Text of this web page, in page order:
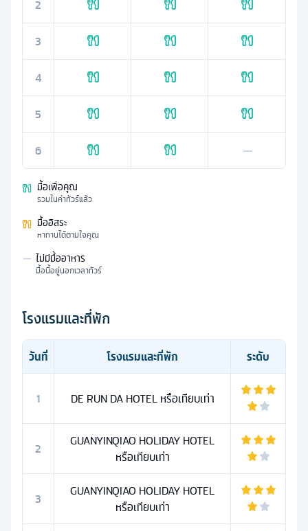
2
3
4
5
6 —
มื้อเพื่อคุณ
รวมในค่าทัวร์แล้ว
มื้ออิสระ
หาทานได้ตามใจคุณ
— ไม่มีมื้ออาหาร
มื้อนี้อยู่นอกเวลาทัวร์
โรงแรมและที่พัก
วันที่ โรงแรมและที่พัก ระดับ
1 DE RUN DA HOTEL หรือเทียบเท่า
2
GUANYINQIAO HOLIDAY HOTEL
หรือเทียบเท่า
3
GUANYINQIAO HOLIDAY HOTEL
หรือเทียบเท่า